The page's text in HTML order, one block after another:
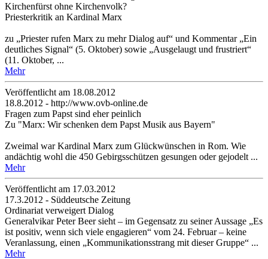
Kirchenfürst ohne Kirchenvolk?
Priesterkritik an Kardinal Marx
zu „Priester rufen Marx zu mehr Dialog auf“ und Kommentar „Ein
deutliches Signal“ (5. Oktober) sowie „Ausgelaugt und frustriert“
(11. Oktober, ...
Mehr
Veröffentlicht am 18­.08.2012
18.8.2012 - http://www.ovb-online.de
Fragen zum Papst sind eher peinlich
Zu "Marx: Wir schenken dem Papst Musik aus Bayern"
Zweimal war Kardinal Marx zum Glückwünschen in Rom. Wie
andächtig wohl die 450 Gebirgsschützen gesungen oder gejodelt ...
Mehr
Veröffentlicht am 17­.03.2012
17.3.2012 - Süddeutsche Zeitung
Ordinariat verweigert Dialog
Generalvikar Peter Beer sieht – im Gegensatz zu seiner Aussage „Es
ist positiv, wenn sich viele engagieren“ vom 24. Februar – keine
Veranlassung, einen „Kommunikationsstrang mit dieser Gruppe“ ...
Mehr